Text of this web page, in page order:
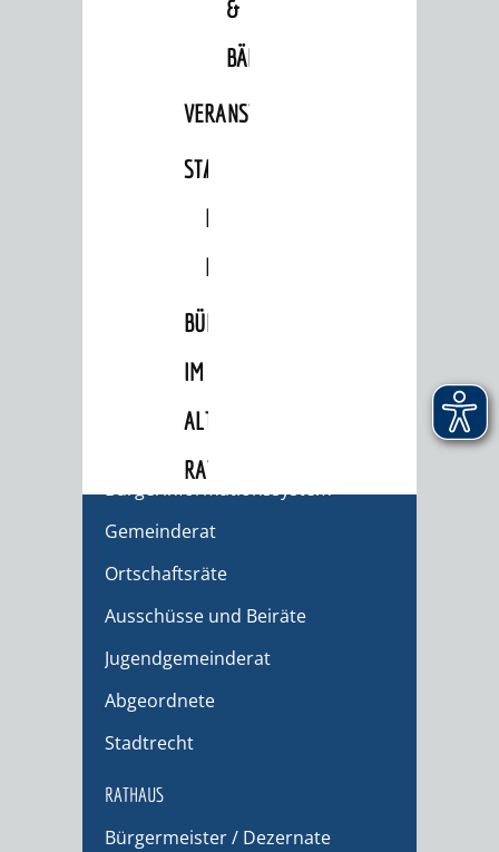
&
BÄDER
VERANSTALTUNGSRÄUME
STADTHALLE
ROLF-
ENGELBRECHT-
HAUS
BÜRGERSAAL
IM
ALTEN
RATHAUS
Behördennummer 115
Kinder und Jugendliche
Menschen mit Behinderung
Menschen mit Demenz
Bauherren
Bürgerinformationssystem
Gemeinderat
Ortschaftsräte
Ausschüsse und Beiräte
Jugendgemeinderat
Abgeordnete
Stadtrecht
RATHAUS
Bürgermeister / Dezernate